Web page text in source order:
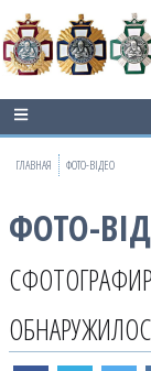
ГЛАВНАЯ ФОТО-ВІДЕО
ФОТО-